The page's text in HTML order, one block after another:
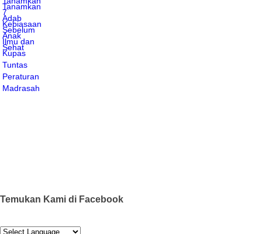
Temukan Kami di Facebook